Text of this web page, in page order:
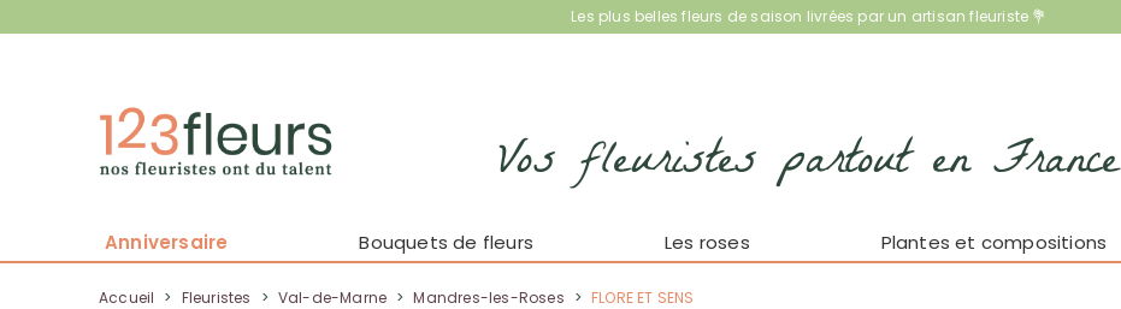
Les plus belles fleurs de saison livrées par un artisan fleuriste 💐
Vos fleuristes partout en France
Anniversaire Bouquets de fleurs Les roses Plantes et compositions
Accueil > Fleuristes > Val-de-Marne > Mandres-les-Roses > FLORE ET SENS